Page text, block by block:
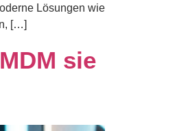
Lösungen wie
[…]
sie